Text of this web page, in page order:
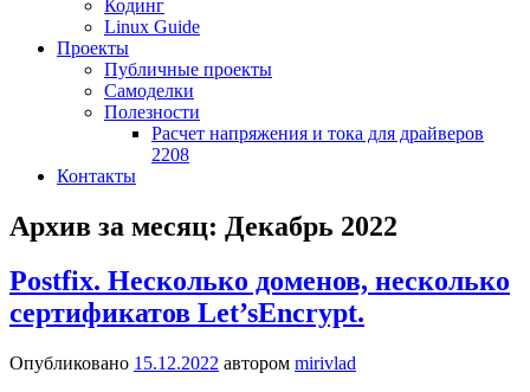
Кодинг
Linux Guide
Проекты
Публичные проекты
Самоделки
Полезности
Расчет напряжения и тока для драйверов
2208
Контакты
Архив за месяц: Декабрь 2022
Postfix. Несколько доменов, несколько
сертификатов Let’sEncrypt.
Опубликовано 15.12.2022 автором mirivlad